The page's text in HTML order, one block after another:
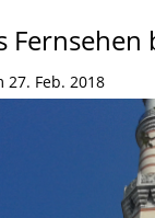
Feb. 2018